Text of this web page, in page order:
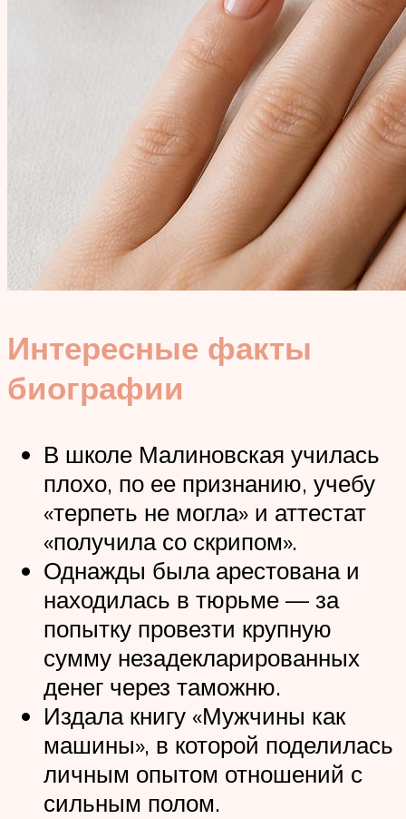
Интересные факты
биографии
В школе Малиновская училась
плохо, по ее признанию, учебу
«терпеть не могла» и аттестат
«получила со скрипом».
Однажды была арестована и
находилась в тюрьме — за
попытку провезти крупную
сумму незадекларированных
денег через таможню.
Издала книгу «Мужчины как
машины», в которой поделилась
личным опытом отношений с
сильным полом.